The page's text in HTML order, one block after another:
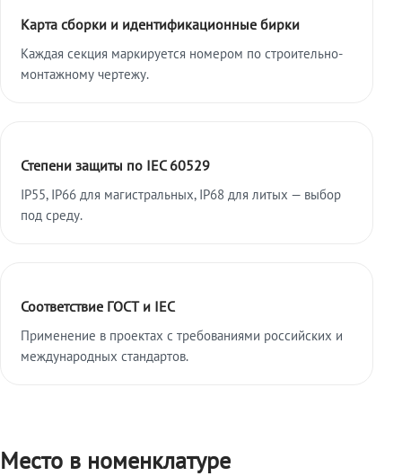
Карта сборки и идентификационные бирки
Каждая секция маркируется номером по строительно-
монтажному чертежу.
Степени защиты по IEC 60529
IP55, IP66 для магистральных, IP68 для литых — выбор
под среду.
Соответствие ГОСТ и IEC
Применение в проектах с требованиями российских и
международных стандартов.
Место в номенклатуре